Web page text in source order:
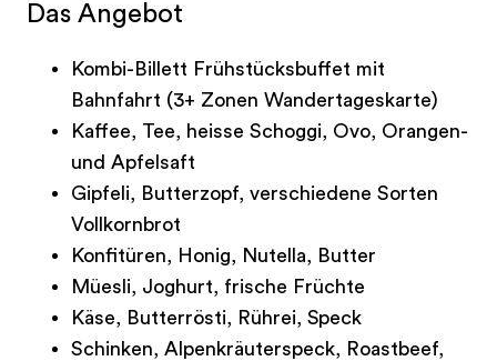
Das Angebot
Kombi-Billett Frühstücksbuffet mit
Bahnfahrt (3+ Zonen Wandertageskarte)
Kaffee, Tee, heisse Schoggi, Ovo, Orangen-
und Apfelsaft
Gipfeli, Butterzopf, verschiedene Sorten
Vollkornbrot
Konfitüren, Honig, Nutella, Butter
Müesli, Joghurt, frische Früchte
Käse, Butterrösti, Rührei, Speck
Schinken, Alpenkräuterspeck, Roastbeef,